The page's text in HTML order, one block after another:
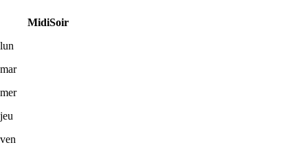
MidiSoir
lun
mar
mer
jeu
ven